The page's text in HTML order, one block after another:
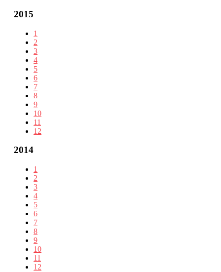
2015
1
2
3
4
5
6
7
8
9
10
11
12
2014
1
2
3
4
5
6
7
8
9
10
11
12